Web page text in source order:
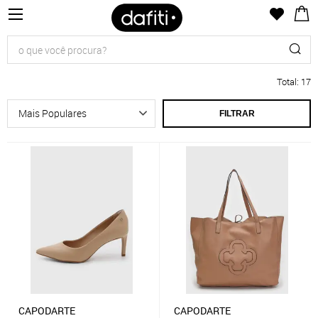
Total: 17
FILTRAR
CAPODARTE
CAPODARTE